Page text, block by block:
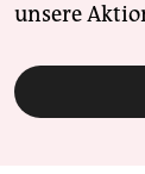
unsere